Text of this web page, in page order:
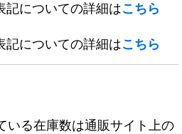
についての詳細はこちら
についての詳細はこちら
いる在庫数は通販サイト上の